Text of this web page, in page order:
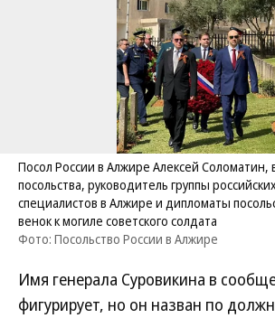
Посол России в Алжире Алексей
посольства, руководитель группы
специалистов в Алжире и дипломаты
венок к могиле советского солдата
Фото: Посольство России в Алжире
Имя генерала Суровикина в
фигурирует, но он назван по